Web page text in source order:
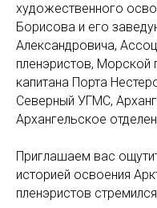
художественного
Борисова и его
Александровича,
пленэристов, Морской
капитана Порта
Северный УГМС,
Архангельское
Приглашаем вас
историей освоения
пленэристов